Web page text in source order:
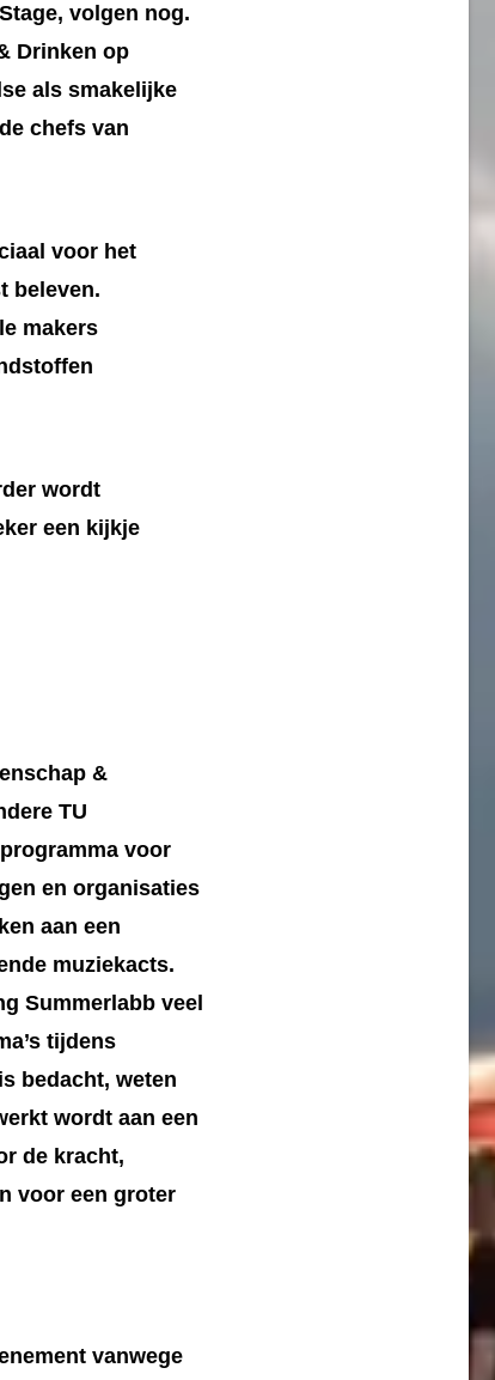
volgen nog.
Drinken op
als smakelijke
chefs van
voor het
beleven.
makers
wordt
een kijkje
&
TU
voor
en organisaties
aan een
muziekacts.
Summerlabb veel
tijdens
bedacht, weten
wordt aan een
de kracht,
voor een groter
vanwege